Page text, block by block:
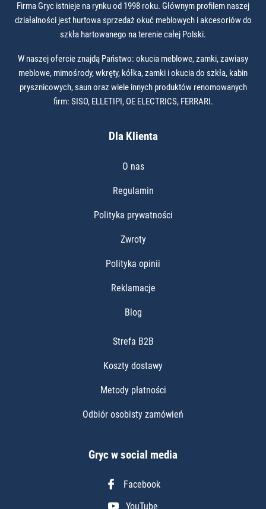
Firma Gryc istnieje na rynku od 1998 roku. Głównym profilem naszej
działalności jest hurtowa sprzedaż okuć meblowych i akcesoriów do
szkła hartowanego na terenie całej Polski.
W naszej ofercie znajdą Państwo: okucia meblowe, zamki, zawiasy
meblowe, mimośrody, wkręty, kółka, zamki i okucia do szkła, kabin
prysznicowych, saun oraz wiele innych produktów renomowanych
firm: SISO, ELLETIPI, OE ELECTRICS, FERRARI.
Dla Klienta
O nas
Regulamin
Polityka prywatności
Zwroty
Polityka opinii
Reklamacje
Blog
Strefa B2B
Koszty dostawy
Metody płatności
Odbiór osobisty zamówień
Gryc w social media
Facebook
YouTube